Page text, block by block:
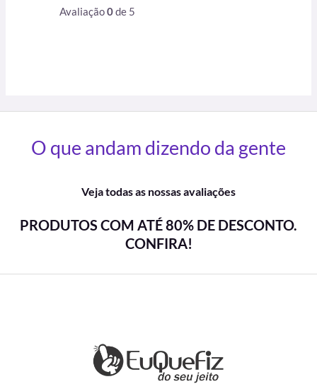
Avaliação0de 5
O que andam dizendo da gente
Veja todas as nossas avaliações
PRODUTOS COM ATÉ 80% DE DESCONTO.
CONFIRA!